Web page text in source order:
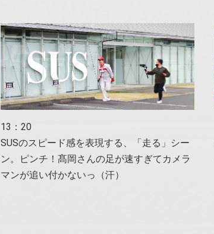
13：20
SUSのスピード感を表現する、「走る」シー
ン。ピンチ！髙岡さんの足が速すぎてカメラ
マンが追い付かないっ（汗）